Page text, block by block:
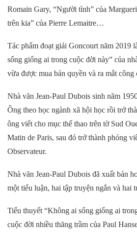
Romain Gary, “Người tình” của
trên kia” của Pierre Lemaitre…
Tác phẩm đoạt giải Goncourt năm 2019
sống giống ai trong cuộc đời này” của
vừa được mua bản quyền và ra mắt
Nhà văn Jean-Paul Dubois sinh năm
Ông theo học ngành xã hội học rồi trở
ông viết cho mục thể thao trên tờ Sud
Matin de Paris, sau đó trở thành phóng
Observateur.
Nhà văn Jean-Paul Dubois đã xuất bản
một tiểu luận, hai tập truyện ngắn và hai
Tiểu thuyết “Không ai sống giống ai
cuộc đời nhiều thăng trầm của Paul